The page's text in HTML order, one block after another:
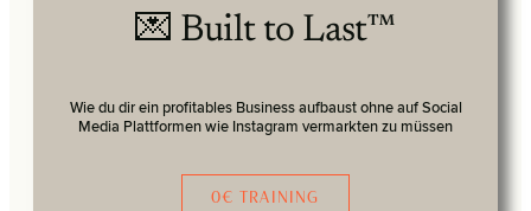
💌 Built to Last™
Wie du dir ein profitables Business aufbaust ohne auf Social
Media Plattformen wie Instagram vermarkten zu müssen
0€ TRAINING